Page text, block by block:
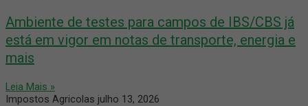
Ambiente de testes para campos de IBS/CBS já
está em vigor em notas de transporte, energia e
mais
Leia Mais »
Impostos Agricolas julho 13, 2026